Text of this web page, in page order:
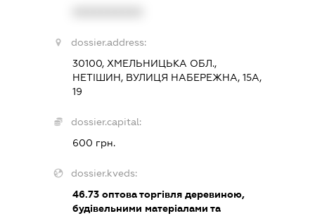
dossier.address:
30100, ХМЕЛЬНИЦЬКА ОБЛ.,
НЕТІШИН, ВУЛИЦЯ НАБЕРЕЖНА, 15А,
19
dossier.capital:
600 грн.
dossier.kveds:
46.73 оптова торгівля деревиною,
будівельними матеріалами та